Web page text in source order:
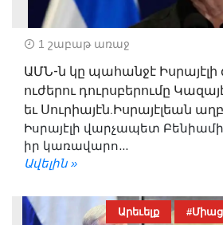
1 շաբաթ առաջ
ԱՄՆ-ն կը պահանջէ Իսրայէլի
ուժերու դուրսբերումը
եւ Սուրիայէն.Իսրայէլեան
Իսրայէլի վարչապետ
իր կառավարո...
Ավելին »
Արեւելք